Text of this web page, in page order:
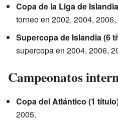
Copa de la Liga de
torneo en 2002, 2004,
Supercopa de Islandia (6
supercopa en 2004, 2006,
Campeonatos
Copa del Atlántico (1
2005.